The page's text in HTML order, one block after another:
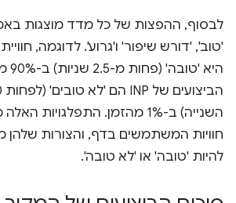
לבסוף, ההפצות של כל מדד מוצגות
השנייה) ב-1% מהזמן. התפלגויות
חוויות המשתמשים בדף, והצורות שלהן
להיות 'טובה' או 'לא טובה'.